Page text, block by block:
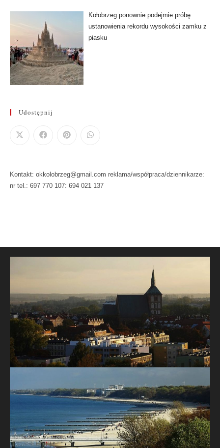
Kołobrzeg ponownie podejmie próbę
ustanowienia rekordu wysokości zamku z
piasku
Udostępnij
Kontakt: okkolobrzeg@gmail.com reklama/współpraca/dziennikarze:
nr tel.: 697 770 107: 694 021 137